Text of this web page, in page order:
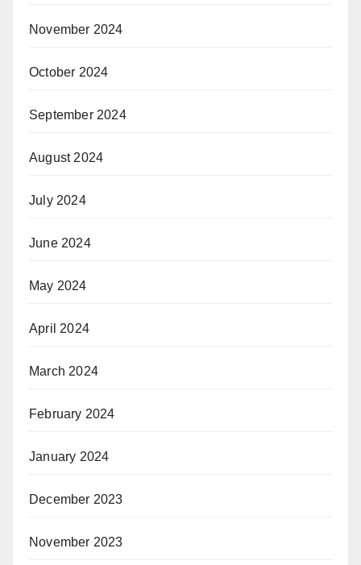
November 2024
October 2024
September 2024
August 2024
July 2024
June 2024
May 2024
April 2024
March 2024
February 2024
January 2024
December 2023
November 2023